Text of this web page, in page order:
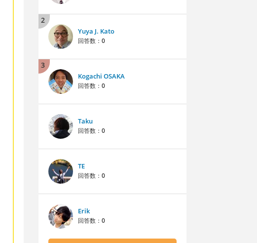
2
Yuya J. Kato
回答数： 0
3
Kogachi OSAKA
回答数： 0
Taku
回答数： 0
TE
回答数： 0
Erik
回答数： 0